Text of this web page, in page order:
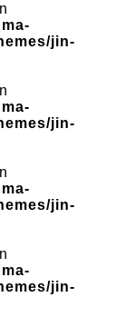
jin-
jin-
jin-
jin-